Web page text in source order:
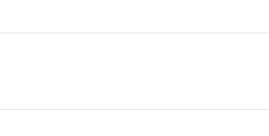
本、操作步骤、现象等信息反馈给我们，我